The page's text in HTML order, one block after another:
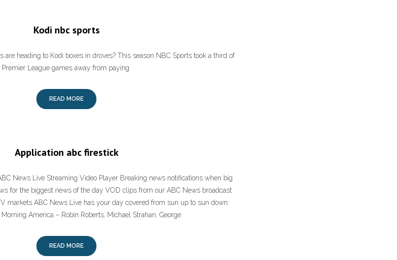
Kodi nbc sports
are heading to Kodi boxes in droves? This season NBC Sports took a third of
Premier League games away from paying
READ MORE
Application abc firestick
News Live Streaming Video Player Breaking news notifications when big
for the biggest news of the day VOD clips from our ABC News broadcast
markets ABC News Live has your day covered from sun up to sun down:
America – Robin Roberts, Michael Strahan, George
READ MORE